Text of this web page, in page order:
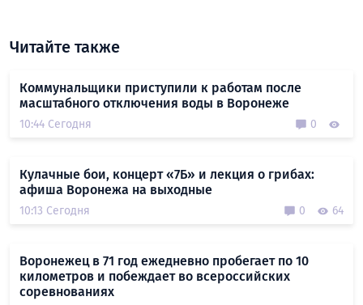
Читайте также
Коммунальщики приступили к работам после
масштабного отключения воды в Воронеже
10:44 Сегодня 0
Кулачные бои, концерт «7Б» и лекция о грибах:
афиша Воронежа на выходные
10:13 Сегодня 0 64
Воронежец в 71 год ежедневно пробегает по 10
километров и побеждает во всероссийских
соревнованиях